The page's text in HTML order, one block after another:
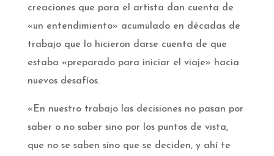
creaciones que para el artista dan cuenta de
«un entendimiento» acumulado en décadas de
trabajo que lo hicieron darse cuenta de que
estaba «preparado para iniciar el viaje» hacia
nuevos desafíos.­
«En nuestro trabajo las decisiones no pasan por
saber o no saber sino por los puntos de vista,
que no se saben sino que se deciden, y ahí te